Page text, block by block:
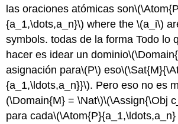
las oraciones atómicas son
{a_1,\dots,a_n}\) where the\(a_i\)
symbols. todas de la forma Todo lo
hacer es idear un dominio
asignación para\(P\) eso
{a_1,\ldots,a_n}}\). Pero eso no es
(\Domain{M} = \Nat\)\(\Assign{\Obj
para cada